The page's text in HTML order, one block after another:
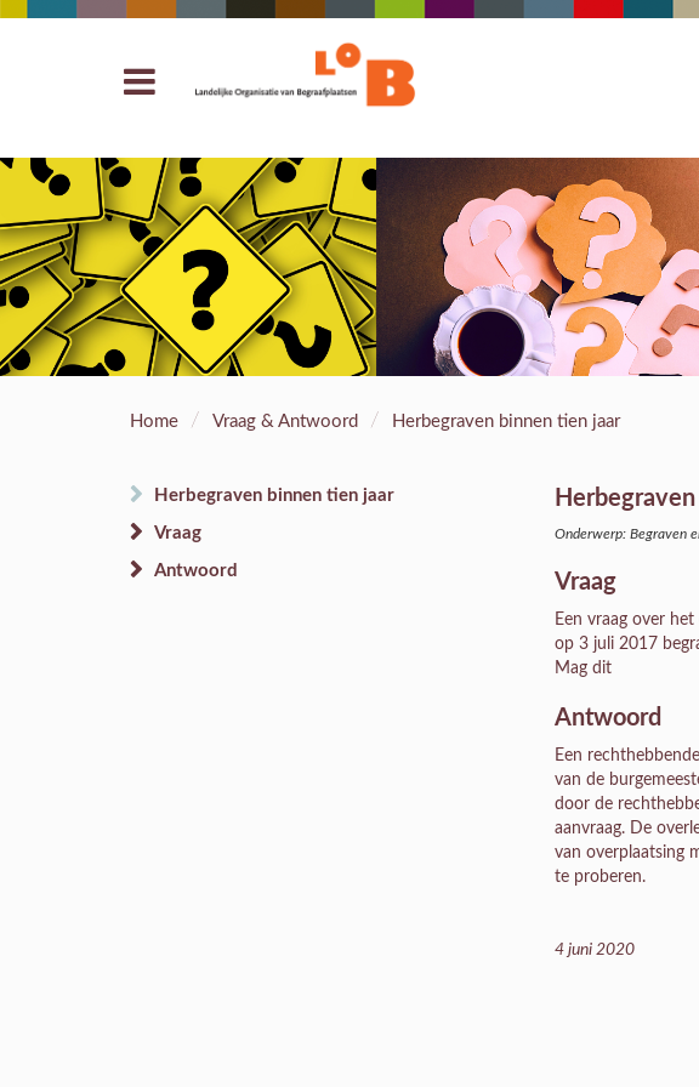
Home / Vraag & Antwoord / Herbegraven binnen tien jaar
Herbegraven binnen tien jaar
Vraag
Antwoord
Onderwerp: Begraven
Vraag
Een vraag over
op 3 juli 2017
Mag dit
Antwoord
Een
van de
door de
aanvraag. De
van overplaatsing
te proberen.
4 juni 2020